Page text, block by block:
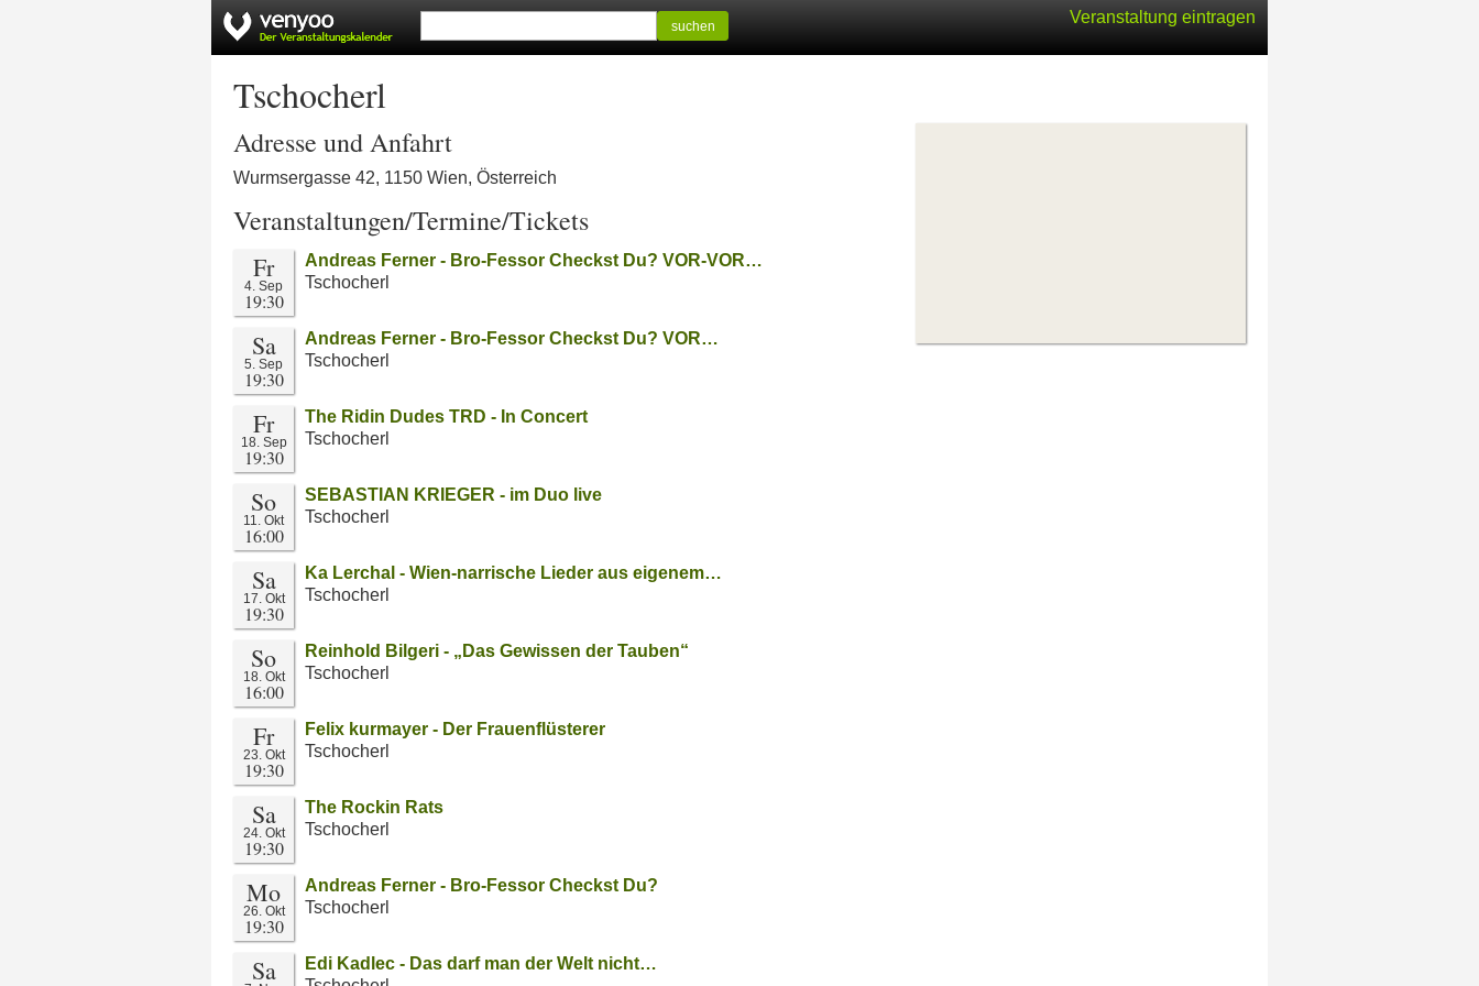
Veranstaltung eintragen
suchen
Tschocherl
Adresse und Anfahrt
Wurmsergasse 42, 1150 Wien, Österreich
Veranstaltungen/Termine/Tickets
Fr
4. Sep
19:30
Andreas Ferner - Bro-Fessor Checkst Du? VOR-VOR…
Tschocherl
Sa
5. Sep
19:30
Andreas Ferner - Bro-Fessor Checkst Du? VOR…
Tschocherl
Fr
18. Sep
19:30
The Ridin Dudes TRD - In Concert
Tschocherl
So
11. Okt
16:00
SEBASTIAN KRIEGER - im Duo live
Tschocherl
Sa
17. Okt
19:30
Ka Lerchal - Wien-narrische Lieder aus eigenem…
Tschocherl
So
18. Okt
16:00
Reinhold Bilgeri - „Das Gewissen der Tauben“
Tschocherl
Fr
23. Okt
19:30
Felix kurmayer - Der Frauenflüsterer
Tschocherl
Sa
24. Okt
19:30
The Rockin Rats
Tschocherl
Mo
26. Okt
19:30
Andreas Ferner - Bro-Fessor Checkst Du?
Tschocherl
Sa
Edi Kadlec - Das darf man der Welt nicht…